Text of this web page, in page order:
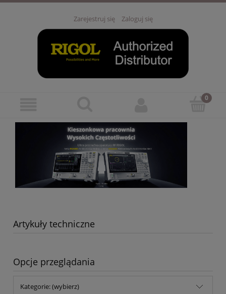
Zarejestruj się Zaloguj się
Artykuły techniczne
Opcje przeglądania
Kategorie: (wybierz)